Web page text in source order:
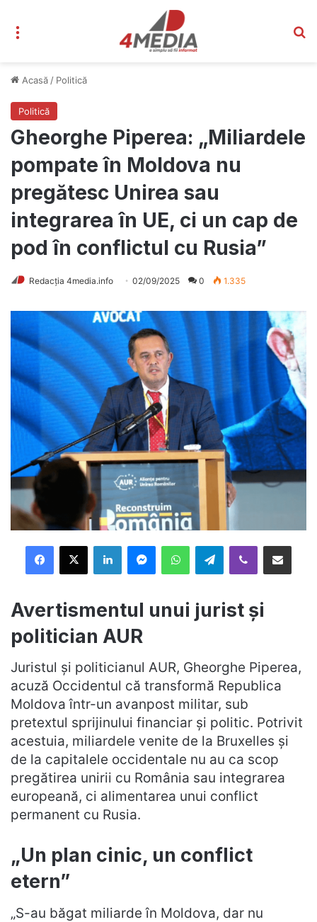
Acasă / Politică
Politică
Gheorghe Piperea: „Miliardele
pompate în Moldova nu
pregătesc Unirea sau
integrarea în UE, ci un cap de
pod în conflictul cu Rusia”
Redacția 4media.info 02/09/2025 0 1.335
Facebook
X LinkedInMessengerWhatsAppTelegramViber Distribuie prin mail
Avertismentul unui jurist și
politician AUR
Juristul și politicianul AUR, Gheorghe Piperea,
acuză Occidentul că transformă Republica
Moldova într-un avanpost militar, sub
pretextul sprijinului financiar și politic. Potrivit
acestuia, miliardele venite de la Bruxelles și
de la capitalele occidentale nu au ca scop
pregătirea unirii cu România sau integrarea
europeană, ci alimentarea unui conflict
permanent cu Rusia.
„Un plan cinic, un conflict
etern”
„S-au băgat miliarde în Moldova, dar nu